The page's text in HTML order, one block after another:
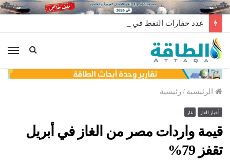
عدد حفارات النفط في الولايات المتحدة يرتفع 3 في أسبوع
الرئيسية /رئيسية
أخبار الغاز غاز
قيمة واردات مصر من الغاز في أبريل
تقفز 79%